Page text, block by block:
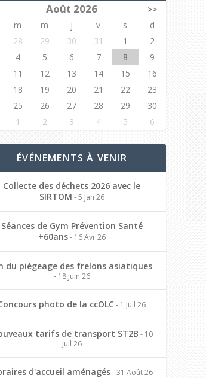
Août 2026
>>
m m j v s
d
28 29 30 31 1
2
4 5 6 7 8
9
11 12 13 14 15
16
18 19 20 21 22
23
25 26 27 28 29
30
1 2 3 4 5 6
ÉVÉNEMENTS À VENIR
Collecte des déchets 2026 avec le
SIRTOM - 5 Jan 26
Séances de Gym Prévention Santé
+60ans- 16 Avr 26
du piégeage des frelons asiatiques
- 18 Juin 26
photo de la ccOLC - 1 Juil 26
tarifs de transport ST2B - 10
Juil 26
d'accueil aménagés- 31 Août 26